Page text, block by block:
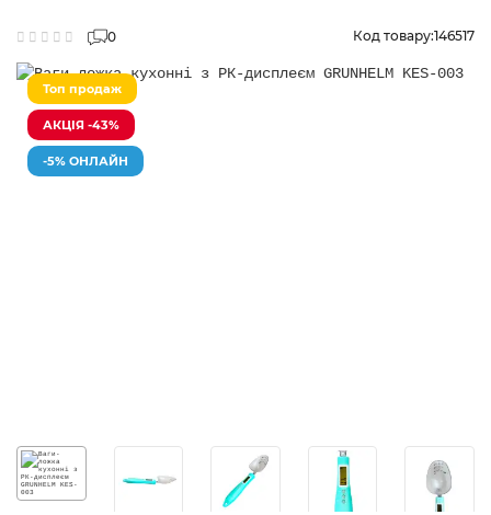
0 Код товару:146517
Топ продаж
АКЦІЯ -43%
-5% ОНЛАЙН